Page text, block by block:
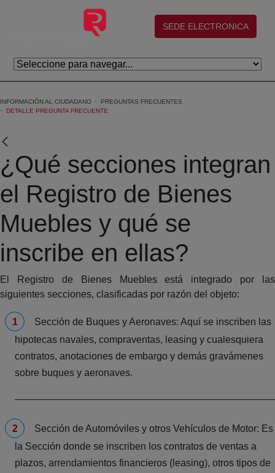
Skip to Main Content
(abre en nueva ventana)
SEDE ELECTRONICA
INFORMACIÓN AL CIUDADANO
PREGUNTAS FRECUENTES
DETALLE PREGUNTA FRECUENTE
¿Qué secciones integran
el Registro de Bienes
Muebles y qué se
inscribe en ellas?
El Registro de Bienes Muebles está integrado por las
siguientes secciones, clasificadas por razón del objeto:
Sección de Buques y Aeronaves: Aquí se inscriben las
hipotecas navales, compraventas, leasing y cualesquiera
contratos, anotaciones de embargo y demás gravámenes
sobre buques y aeronaves.
Sección de Automóviles y otros Vehículos de Motor: Es
la Sección donde se inscriben los contratos de ventas a
plazos, arrendamientos financieros (leasing), otros tipos de